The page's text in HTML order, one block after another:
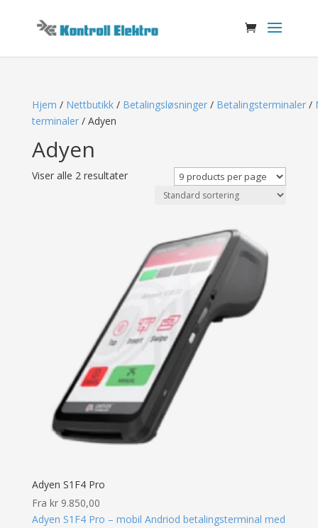
Hjem / Nettbutikk/ Betalingsløsninger/ Betalingsterminaler/
terminaler/ Adyen
Adyen
Viser alle 2 resultater
Adyen S1F4 Pro
Fra kr9.850,00
Adyen S1F4 Pro – mobil Andriod betalingsterminal med